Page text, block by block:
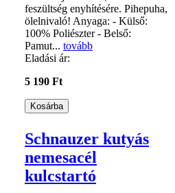
feszültség enyhítésére. Pihepuha,
ölelnivaló! Anyaga: - Külső:
100% Poliészter - Belső:
Pamut... tovább
Eladási ár:
5 190 Ft
Schnauzer kutyás
nemesacél
kulcstartó